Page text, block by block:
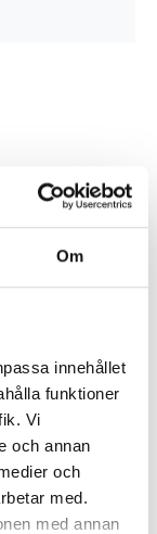
Om
innehållet
funktioner
Vi
och annan
och
med.
med annan